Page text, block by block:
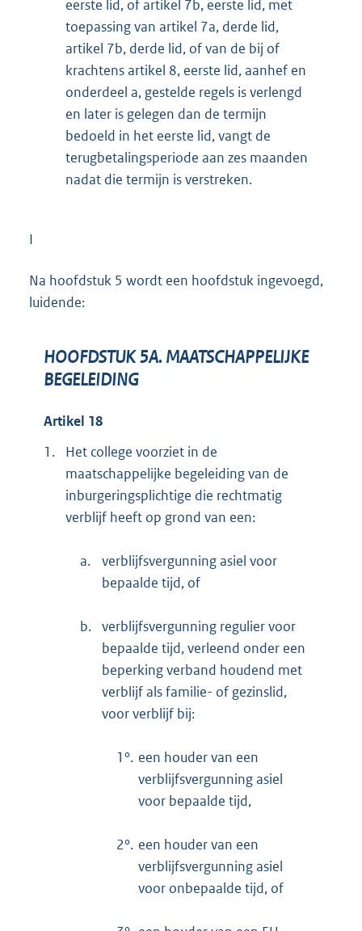
eerste lid, of artikel 7b, eerste lid, met
toepassing van artikel 7a, derde lid,
artikel 7b, derde lid, of van de bij of
krachtens artikel 8, eerste lid, aanhef en
onderdeel a, gestelde regels is verlengd
en later is gelegen dan de termijn
bedoeld in het eerste lid, vangt de
terugbetalingsperiode aan zes maanden
nadat die termijn is verstreken.
I
Na hoofdstuk 5 wordt een hoofdstuk ingevoegd,
luidende:
HOOFDSTUK 5A. MAATSCHAPPELIJKE
BEGELEIDING
Artikel 18
1.
Het college voorziet in de
maatschappelijke begeleiding van de
inburgeringsplichtige die rechtmatig
verblijf heeft op grond van een:
a.
verblijfsvergunning asiel voor
bepaalde tijd, of
b. verblijfsvergunning regulier voor
bepaalde tijd, verleend onder een
beperking verband houdend met
verblijf als familie- of gezinslid,
voor verblijf bij:
1°. een houder van een
verblijfsvergunning asiel
voor bepaalde tijd,
2°. een houder van een
verblijfsvergunning asiel
voor onbepaalde tijd, of